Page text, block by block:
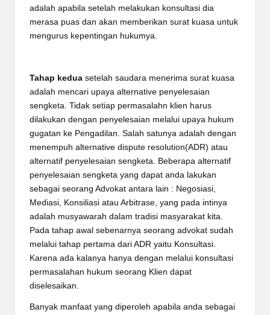
adalah apabila setelah melakukan konsultasi dia
merasa puas dan akan memberikan surat kuasa untuk
mengurus kepentingan hukumya.
Tahap kedua setelah saudara menerima surat kuasa
adalah mencari upaya alternative penyelesaian
sengketa. Tidak setiap permasalahn klien harus
dilakukan dengan penyelesaian melalui upaya hukum
gugatan ke Pengadilan. Salah satunya adalah dengan
menempuh alternative dispute resolution(ADR) atau
alternatif penyelesaian sengketa. Beberapa alternatif
penyelesaian sengketa yang dapat anda lakukan
sebagai seorang Advokat antara lain : Negosiasi,
Mediasi, Konsiliasi atau Arbitrase, yang pada intinya
adalah musyawarah dalam tradisi masyarakat kita.
Pada tahap awal sebenarnya seorang advokat sudah
melalui tahap pertama dari ADR yaitu Konsultasi.
Karena ada kalanya hanya dengan melalui konsultasi
permasalahan hukum seorang Klien dapat
diselesaikan.
Banyak manfaat yang diperoleh apabila anda sebagai